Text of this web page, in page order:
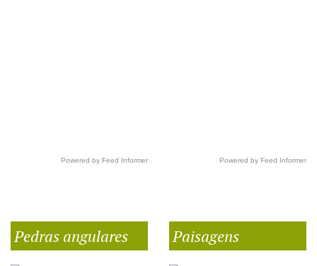
Powered by Feed Informer Powered by Feed Informer
Pedras angulares Paisagens